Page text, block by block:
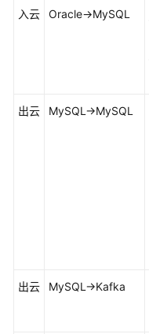
频
文
比
入云 Oracle->MySQL
出云 MySQL->MySQL
出云 MySQL->Kafka